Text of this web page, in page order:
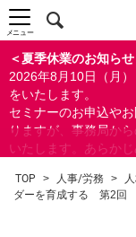
＜夏季休業のお知らせ
2026年8月10日（月
をいたします。
セミナーのお申込や
りますが、事務局か
いたします。あらかじ
ができます。
メニュー
TOP > 人事/労務 >
ダーを育成する 第2回